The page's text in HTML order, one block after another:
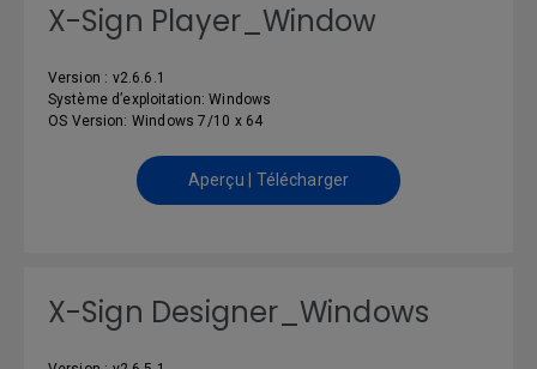
X-Sign Player_Window
Version : v2.6.6.1
Système d’exploitation: Windows
OS Version: Windows 7/10 x 64
Aperçu | Télécharger
X-Sign Designer_Windows